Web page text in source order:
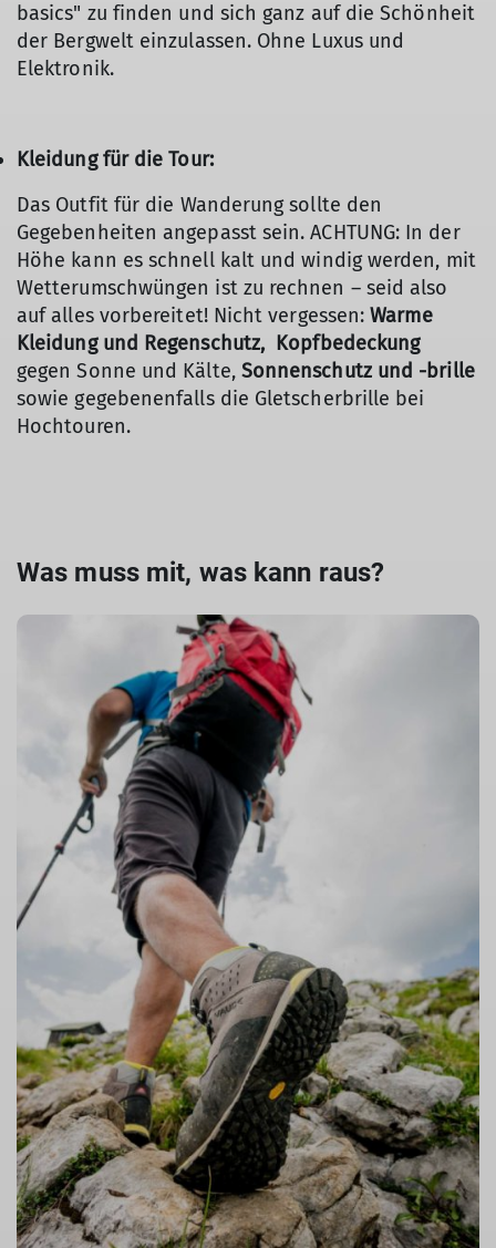
basics" zu finden und sich ganz auf die Schönheit
der Bergwelt einzulassen. Ohne Luxus und
Elektronik.
Kleidung für die Tour:
Das Outfit für die Wanderung sollte den
Gegebenheiten angepasst sein. ACHTUNG: In der
Höhe kann es schnell kalt und windig werden, mit
Wetterumschwüngen ist zu rechnen – seid also
auf alles vorbereitet! Nicht vergessen:Warme
Kleidung und Regenschutz, Kopfbedeckung
gegen Sonne und Kälte, Sonnenschutz und -brille
sowie gegebenenfalls die Gletscherbrille bei
Hochtouren.
Was muss mit, was kann raus?